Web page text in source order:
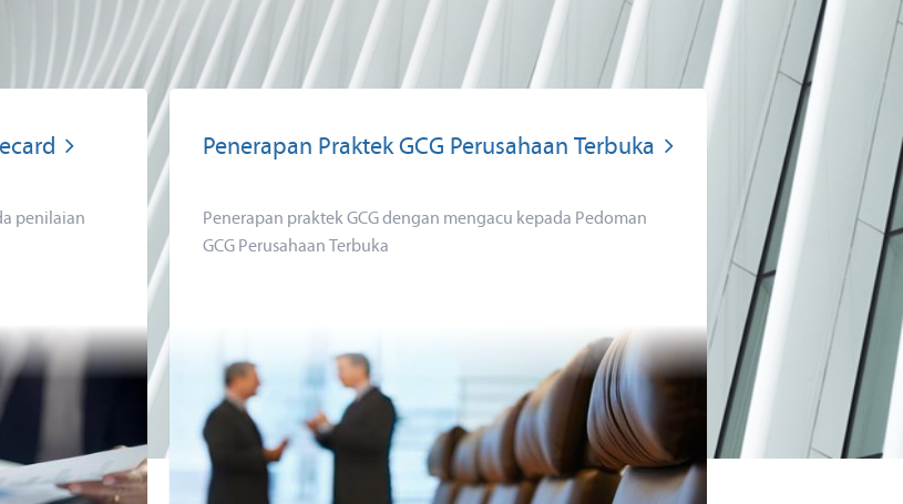
penilaian
Penerapan Praktek GCG Perusahaan Terbuka
Penerapan praktek GCG dengan mengacu kepada Pedoman
GCG Perusahaan Terbuka